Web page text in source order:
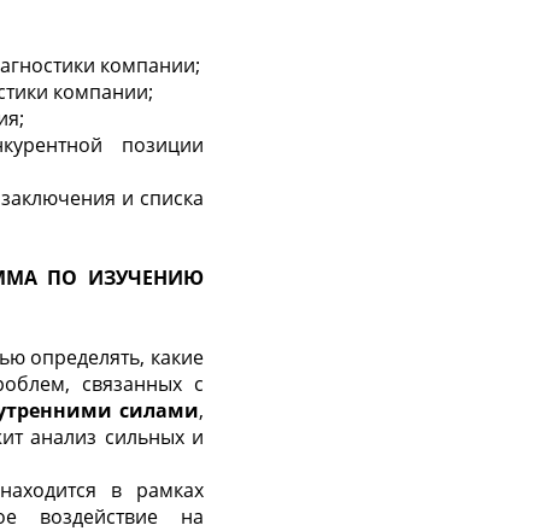
компании;
компании;
позиции
и списка
ПО ИЗУЧЕНИЮ
определять, какие
связанных с
силами,
анализ сильных и
в рамках
воздействие на